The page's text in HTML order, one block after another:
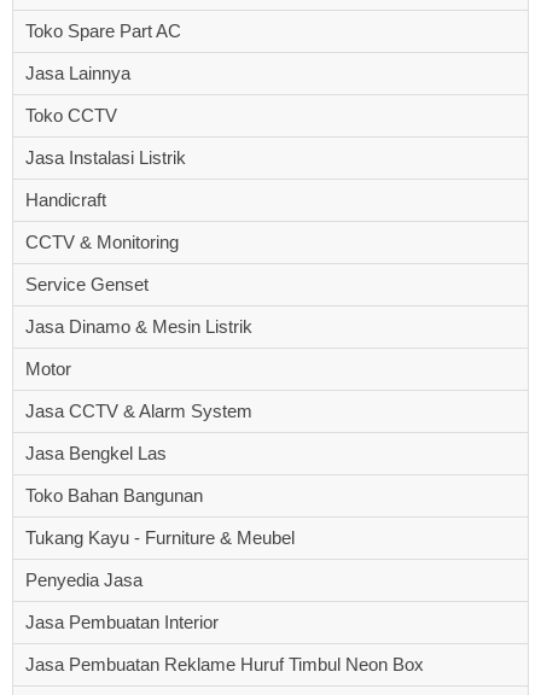
Toko Spare Part AC
Jasa Lainnya
Toko CCTV
Jasa Instalasi Listrik
Handicraft
CCTV & Monitoring
Service Genset
Jasa Dinamo & Mesin Listrik
Motor
Jasa CCTV & Alarm System
Jasa Bengkel Las
Toko Bahan Bangunan
Tukang Kayu - Furniture & Meubel
Penyedia Jasa
Jasa Pembuatan Interior
Jasa Pembuatan Reklame Huruf Timbul Neon Box